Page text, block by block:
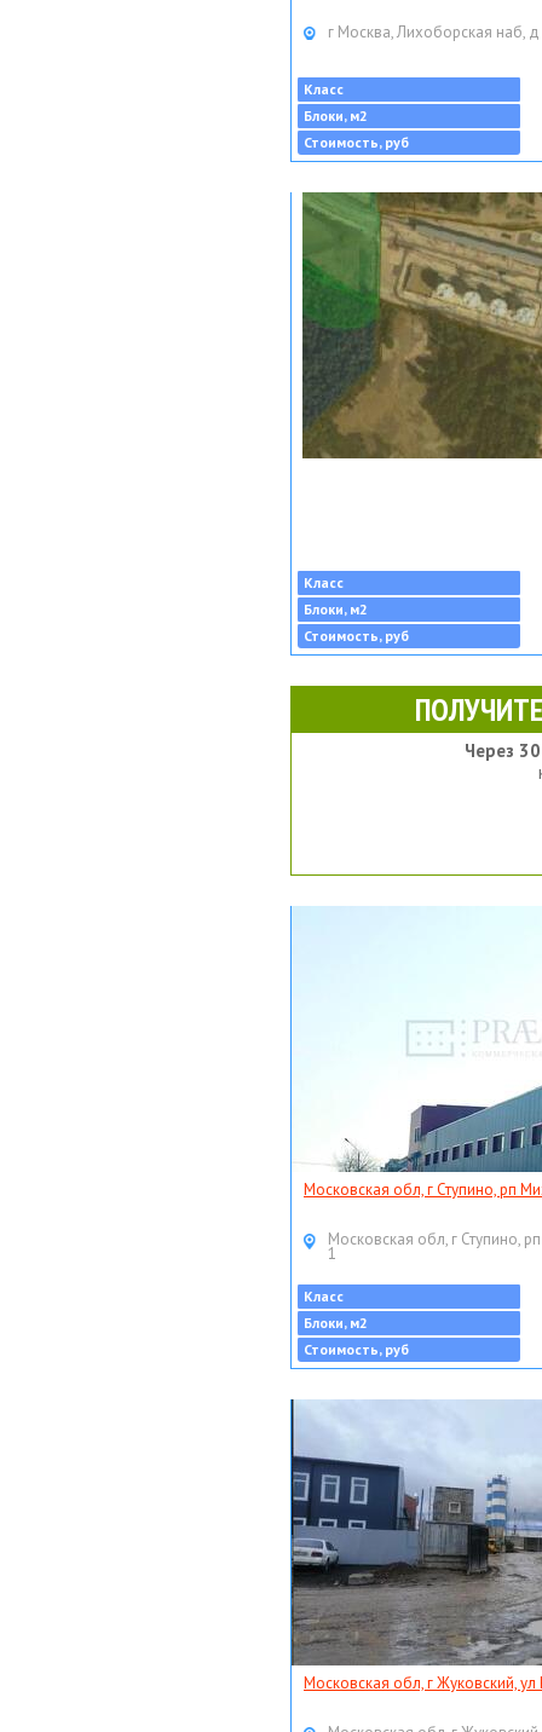
г Москва, Лихоборская наб,
Класс
Блоки, м2
Стоимость, руб
Класс
Блоки, м2
Стоимость, руб
Через
Московская обл, г Ступино, рп
Московская обл, г Ступино,
1
Класс
Блоки, м2
Стоимость, руб
Московская обл, г Жуковский,